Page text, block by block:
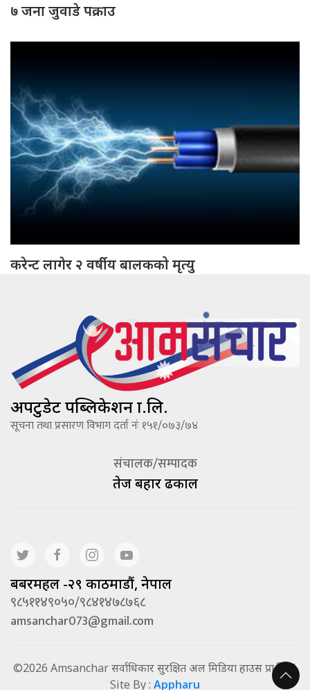
७ जना जुवाडे पक्राउ
करेन्ट लागेर २ वर्षीय बालकको मृत्यु
अपटुडेट पब्लिकेशन प्रा.लि.
सूचना तथा प्रसारण विभाग दर्ता नंः १५१/०७३/७४
संचालक/सम्पादक
तेज बहादूर ढकाल
बबरमहल -२९ काठमाडौं, नेपाल
९८५११४९०५०/९८४१४७८७६८
amsanchar073@gmail.com
©2026 Amsanchar सर्वाधिकार सुरक्षित अल मिडिया हाउस प्रा.लि. |
Site By : Appharu